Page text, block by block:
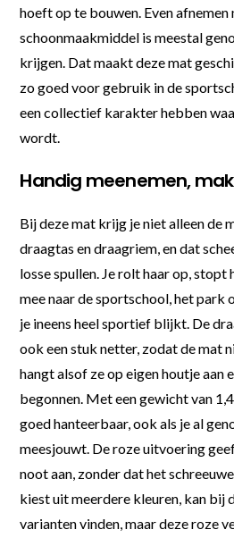
hoeft op te bouwen. Even afnemen
schoonmaakmiddel is meestal
krijgen. Dat maakt deze mat
zo goed voor gebruik in de
een collectief karakter hebben
wordt.
Handig meenemen,
Bij deze mat krijg je niet alleen de
draagtas en draagriem, en dat
losse spullen. Je rolt haar op, stopt
mee naar de sportschool, het park
je ineens heel sportief blijkt. De
ook een stuk netter, zodat de mat
hangt alsof ze op eigen houtje aan
begonnen. Met een gewicht van
goed hanteerbaar, ook als je al
meesjouwt. De roze uitvoering
noot aan, zonder dat het
kiest uit meerdere kleuren, kan bij
varianten vinden, maar deze roze